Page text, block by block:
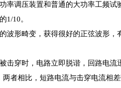
调压装置和普通的大功率工频试
1/10。
波形畸变，获得很好的正弦波形，
穿时，电路立即脱谐，回路电流
者相比，短路电流与击穿电流相